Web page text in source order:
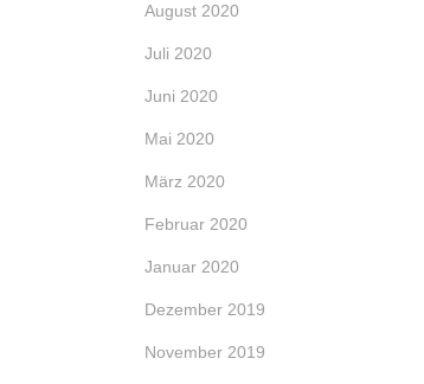
August 2020
Juli 2020
Juni 2020
Mai 2020
März 2020
Februar 2020
Januar 2020
Dezember 2019
November 2019